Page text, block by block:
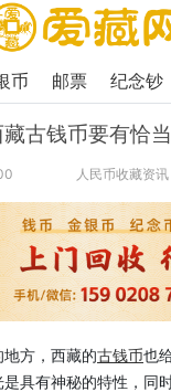
币 邮票 纪念钞
古钱币要有恰
人民币收藏资讯
方，西藏的古钱币也
具有神秘的特性，同